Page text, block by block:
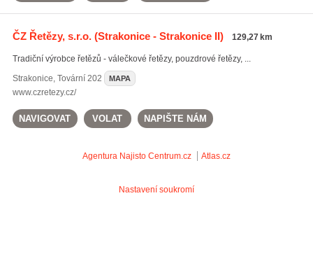
ČZ Řetězy, s.r.o.(Strakonice - Strakonice II) 129,27 km
Tradiční výrobce řetězů - válečkové řetězy, pouzdrové řetězy, ...
Strakonice, Tovární 202 MAPA
www.czretezy.cz/
NAVIGOVAT VOLAT NAPIŠTE NÁM
Agentura Najisto Centrum.cz Atlas.cz
Nastavení soukromí